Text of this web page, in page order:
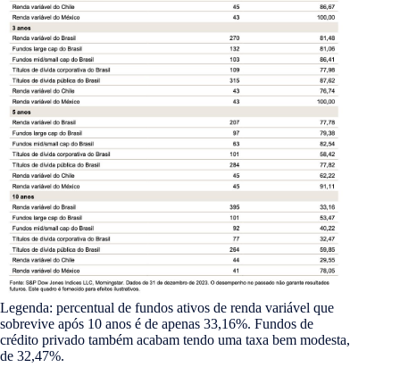
Legenda: percentual de fundos ativos de renda variável que
sobrevive após 10 anos é de apenas 33,16%. Fundos de
crédito privado também acabam tendo uma taxa bem modesta,
de 32,47%.